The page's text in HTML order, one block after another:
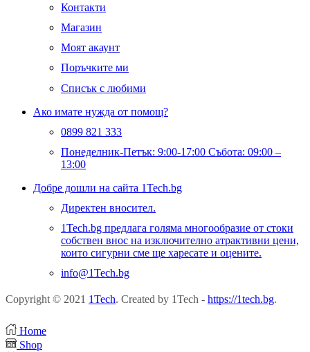
Контакти
Магазин
Моят акаунт
Поръчките ми
Списък с любими
Ако имате нужда от помощ?
0899 821 333
Понеделник-Петък: 9:00-17:00 Събота: 09:00 –
13:00
Добре дошли на сайта 1Tech.bg
Директен вносител.
1Tech.bg предлага голяма многообразие от стоки
собствен внос на изключително атрактивни цени,
които сигурни сме ще харесате и оцените.
info@1Tech.bg
Copyright © 2021 1Tech. Created by 1Tech - https://1tech.bg.
Home
Shop